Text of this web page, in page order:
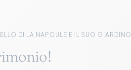
DI LA NAPOULE E IL SUO GIARDINO